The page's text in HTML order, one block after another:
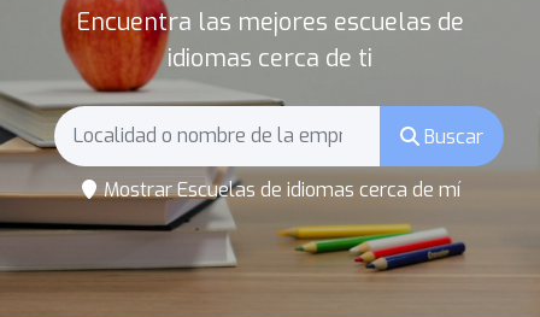
Encuentra las mejores escuelas de
idiomas cerca de ti
Buscar
Mostrar Escuelas de idiomas cerca de mí